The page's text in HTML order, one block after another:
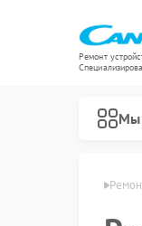
Ремонт
Мы